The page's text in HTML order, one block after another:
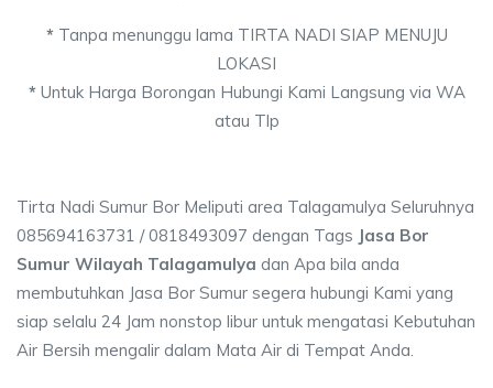
*Tanpa menunggu lama TIRTA NADI SIAP MENUJU
LOKASI
*Untuk Harga Borongan Hubungi Kami Langsung via WA
atau Tlp
Tirta Nadi Sumur Bor Meliputi area Talagamulya Seluruhnya
085694163731 / 0818493097 dengan Tags Jasa Bor
Sumur Wilayah Talagamulya dan Apa bila anda
membutuhkan Jasa Bor Sumur segera hubungi Kami yang
siap selalu 24 Jam nonstop libur untuk mengatasi Kebutuhan
Air Bersih mengalir dalam Mata Air di Tempat Anda.